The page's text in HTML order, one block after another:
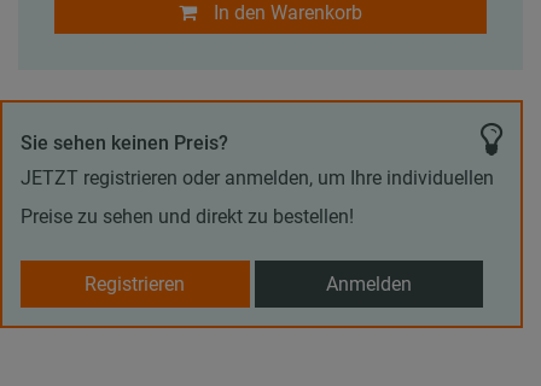
In den Warenkorb
Sie sehen keinen Preis?
JETZT registrieren oder anmelden, um Ihre individuellen
Preise zu sehen und direkt zu bestellen!
Registrieren Anmelden